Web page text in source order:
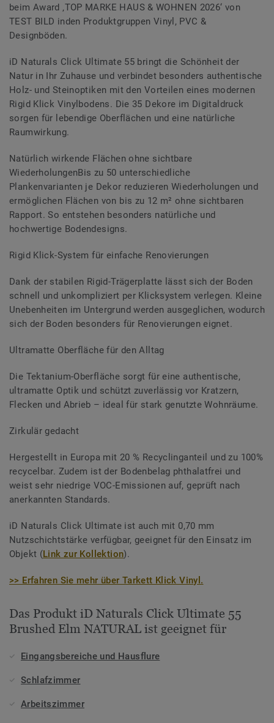
beim Award ‚TOP MARKE HAUS & WOHNEN 2026‘ von
TEST BILD inden Produktgruppen Vinyl, PVC &
Designböden.
iD Naturals Click Ultimate 55 bringt die Schönheit der
Natur in Ihr Zuhause und verbindet besonders authentische
Holz- und Steinoptiken mit den Vorteilen eines modernen
Rigid Klick Vinylbodens. Die 35 Dekore im Digitaldruck
sorgen für lebendige Oberflächen und eine natürliche
Raumwirkung.
Natürlich wirkende Flächen ohne sichtbare
WiederholungenBis zu 50 unterschiedliche
Plankenvarianten je Dekor reduzieren Wiederholungen und
ermöglichen Flächen von bis zu 12 m² ohne sichtbaren
Rapport. So entstehen besonders natürliche und
hochwertige Bodendesigns.
Rigid Klick-System für einfache Renovierungen
Dank der stabilen Rigid-Trägerplatte lässt sich der Boden
schnell und unkompliziert per Klicksystem verlegen. Kleine
Unebenheiten im Untergrund werden ausgeglichen, wodurch
sich der Boden besonders für Renovierungen eignet.
Ultramatte Oberfläche für den Alltag
Die Tektanium-Oberfläche sorgt für eine authentische,
ultramatte Optik und schützt zuverlässig vor Kratzern,
Flecken und Abrieb – ideal für stark genutzte Wohnräume.
Zirkulär gedacht
Hergestellt in Europa mit 20 % Recyclinganteil und zu 100%
recycelbar. Zudem ist der Bodenbelag phthalatfrei und
weist sehr niedrige VOC-Emissionen auf, geprüft nach
anerkannten Standards.
iD Naturals Click Ultimate ist auch mit 0,70 mm
Nutzschichtstärke verfügbar, geeignet für den Einsatz im
Objekt (Link zur Kollektion).
>> Erfahren Sie mehr über Tarkett Klick Vinyl.
Das Produkt iD Naturals Click Ultimate 55
Brushed Elm NATURAL ist geeignet für
Eingangsbereiche und Hausflure
Schlafzimmer
Arbeitszimmer